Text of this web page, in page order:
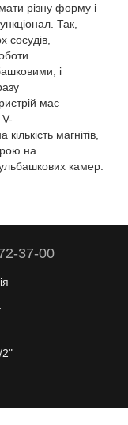
різну форму і
Так,
сосудів,
і
має
магнітів,
на
камер.
37-00
2"